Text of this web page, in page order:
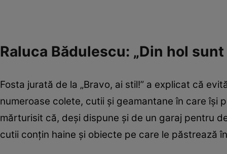
Raluca Bădulescu: „Din hol
Fosta jurată de la „Bravo, ai stil!” a explicat că
numeroase colete, cutii și geamantane în care își
mărturisit că, deși dispune și de un garaj pentru
cutii conțin haine și obiecte pe care le păstrează